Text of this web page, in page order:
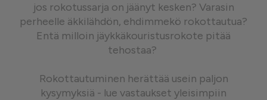
jos rokotussarja on jäänyt kesken? Varasin
perheelle äkkilähdön, ehdimmekö rokottautua?
Entä milloin jäykkäkouristusrokote pitää
tehostaa?
Rokottautuminen herättää usein paljon
kysymyksiä - lue vastaukset yleisimpiin